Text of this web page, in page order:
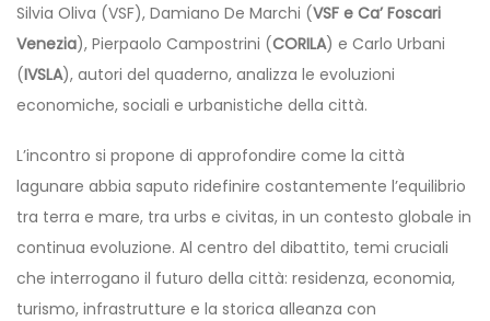
Silvia Oliva (VSF), Damiano De Marchi (VSF e Ca’ Foscari
Venezia), Pierpaolo Campostrini (CORILA) e Carlo Urbani
(IVSLA), autori del quaderno, analizza le evoluzioni
economiche, sociali e urbanistiche della città.
L’incontro si propone di approfondire come la città
lagunare abbia saputo ridefinire costantemente l’equilibrio
tra terra e mare, tra urbs e civitas, in un contesto globale in
continua evoluzione. Al centro del dibattito, temi cruciali
che interrogano il futuro della città: residenza, economia,
turismo, infrastrutture e la storica alleanza con